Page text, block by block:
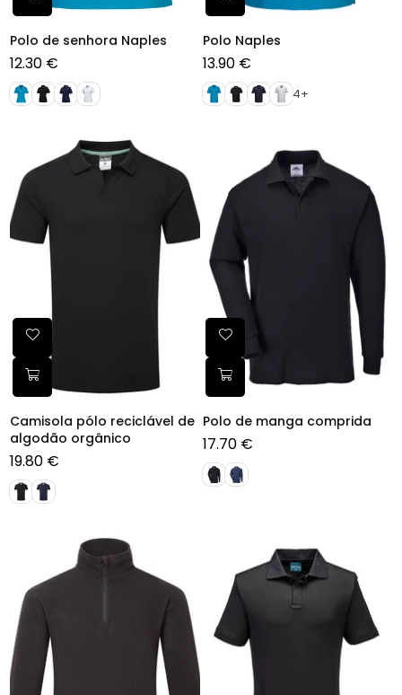
Polo de senhora Naples
Preço
normal
12.30 €
Polo Naples
Preço
normal
13.90 €
4+
Camisola pólo reciclável de
algodão orgânico
Preço
normal
19.80 €
Polo de manga comprida
Preço
normal
17.70 €